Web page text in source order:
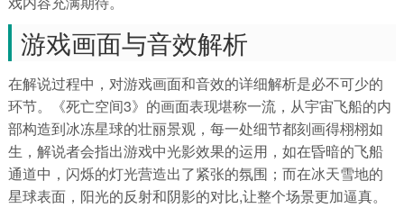
游戏画面与音效解析
在解说过程中，对游戏画面和音效的详细解析是必不可少的
环节。《死亡空间3》的画面表现堪称一流，从宇宙飞船的内
部构造到冰冻星球的壮丽景观，每一处细节都刻画得栩栩如
生，解说者会指出游戏中光影效果的运用，如在昏暗的飞船
通道中，闪烁的灯光营造出了紧张的氛围；而在冰天雪地的
星球表面，阳光的反射和阴影的对比,让整个场景更加逼真。